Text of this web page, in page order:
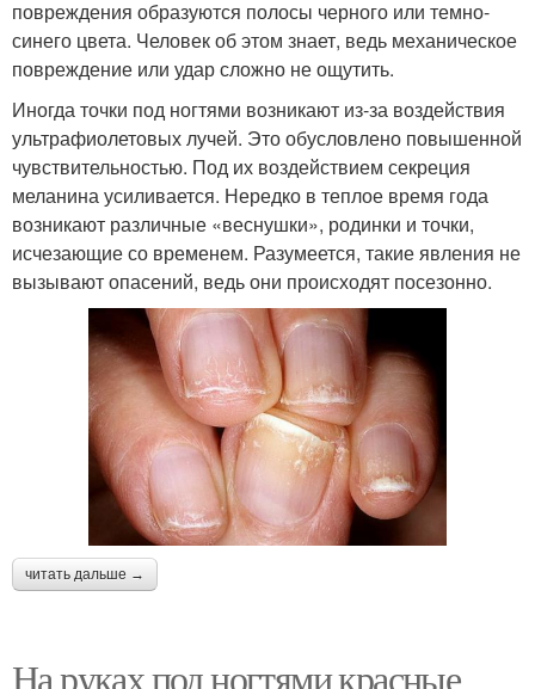
повреждения образуются полосы черного или темно-
синего цвета. Человек об этом знает, ведь механическое
повреждение или удар сложно не ощутить.
Иногда точки под ногтями возникают из-за воздействия
ультрафиолетовых лучей. Это обусловлено повышенной
чувствительностью. Под их воздействием секреция
меланина усиливается. Нередко в теплое время года
возникают различные «веснушки», родинки и точки,
исчезающие со временем. Разумеется, такие явления не
вызывают опасений, ведь они происходят посезонно.
читать дальше →
На руках под ногтями красные